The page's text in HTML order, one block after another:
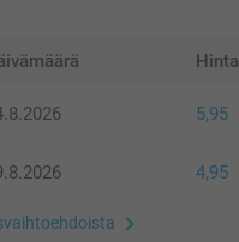
Hinta
5,95
4,95